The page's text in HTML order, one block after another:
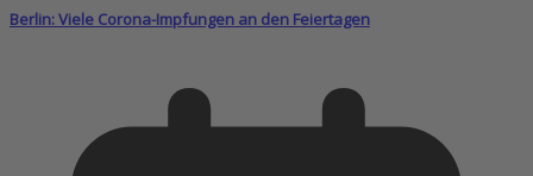
Berlin: Viele Corona-Impfungen an den Feiertagen